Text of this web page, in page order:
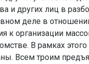
и других лиц в
деле в
к организации
В рамках
Всем троим